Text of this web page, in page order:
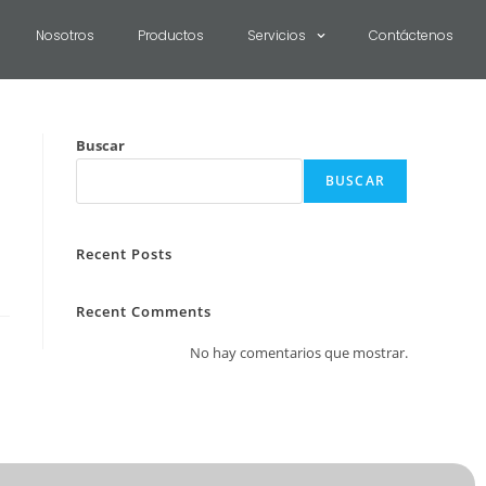
Nosotros Productos Servicios Contáctenos
Buscar
BUSCAR
Recent Posts
Recent Comments
No hay comentarios que mostrar.